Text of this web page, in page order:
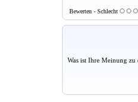
Bewerten - Schlecht
Was ist Ihre Meinung zu